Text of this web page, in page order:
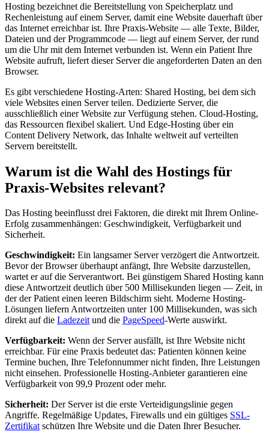
Hosting bezeichnet die Bereitstellung von Speicherplatz und
Rechenleistung auf einem Server, damit eine Website dauerhaft über
das Internet erreichbar ist. Ihre Praxis-Website — alle Texte, Bilder,
Dateien und der Programmcode — liegt auf einem Server, der rund
um die Uhr mit dem Internet verbunden ist. Wenn ein Patient Ihre
Website aufruft, liefert dieser Server die angeforderten Daten an den
Browser.
Es gibt verschiedene Hosting-Arten: Shared Hosting, bei dem sich
viele Websites einen Server teilen. Dedizierte Server, die
ausschließlich einer Website zur Verfügung stehen. Cloud-Hosting,
das Ressourcen flexibel skaliert. Und Edge-Hosting über ein
Content Delivery Network, das Inhalte weltweit auf verteilten
Servern bereitstellt.
Warum ist die Wahl des Hostings für
Praxis-Websites relevant?
Das Hosting beeinflusst drei Faktoren, die direkt mit Ihrem Online-
Erfolg zusammenhängen: Geschwindigkeit, Verfügbarkeit und
Sicherheit.
Geschwindigkeit: Ein langsamer Server verzögert die Antwortzeit.
Bevor der Browser überhaupt anfängt, Ihre Website darzustellen,
wartet er auf die Serverantwort. Bei günstigem Shared Hosting kann
diese Antwortzeit deutlich über 500 Millisekunden liegen — Zeit, in
der der Patient einen leeren Bildschirm sieht. Moderne Hosting-
Lösungen liefern Antwortzeiten unter 100 Millisekunden, was sich
direkt auf die Ladezeitund die PageSpeed-Werte auswirkt.
Verfügbarkeit: Wenn der Server ausfällt, ist Ihre Website nicht
erreichbar. Für eine Praxis bedeutet das: Patienten können keine
Termine buchen, Ihre Telefonnummer nicht finden, Ihre Leistungen
nicht einsehen. Professionelle Hosting-Anbieter garantieren eine
Verfügbarkeit von 99,9 Prozent oder mehr.
Sicherheit: Der Server ist die erste Verteidigungslinie gegen
Angriffe. Regelmäßige Updates, Firewalls und ein gültiges SSL-
Zertifikatschützen Ihre Website und die Daten Ihrer Besucher.